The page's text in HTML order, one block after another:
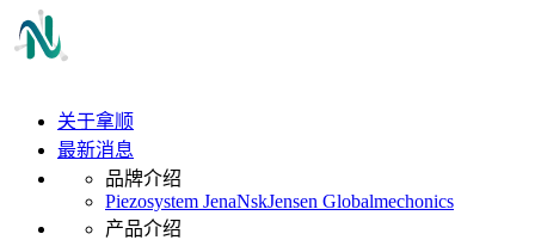
关于拿顺
最新消息
品牌介绍
Piezosystem JenaNskJensen Globalmechonics
产品介绍